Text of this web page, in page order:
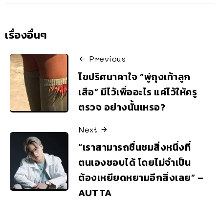
เรื่องอื่นๆ
Previous
ไขปริศนาคาใจ “พู่ถุงเท้าลูก
เสือ” มีไว้เพื่ออะไร แค่ไว้ให้ครู
ตรวจ อย่างนั้นเหรอ?
Next
“เราสามารถชื่นชมสิ่งหนึ่งที่
ตนเองชอบได้ โดยไม่จำเป็น
ต้องเหยียดหยามอีกสิ่งเลย” –
AUTTA